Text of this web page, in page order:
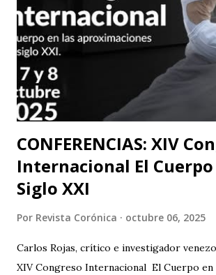
salas del corredor cultural, los grupos y
participantes les hacen una cordial
capitalino y a los espectadores del arte y
ciudad (y fuera de ella) para que asistan a
de este festival internacional de teatro que
CONFERENCIAS: XIV
Internacional El
Siglo XXI
Por Revista Corónica octubre 06, 2025
Carlos Rojas, crítico e investigador
XIV Congreso Internacional El Cuerpo en